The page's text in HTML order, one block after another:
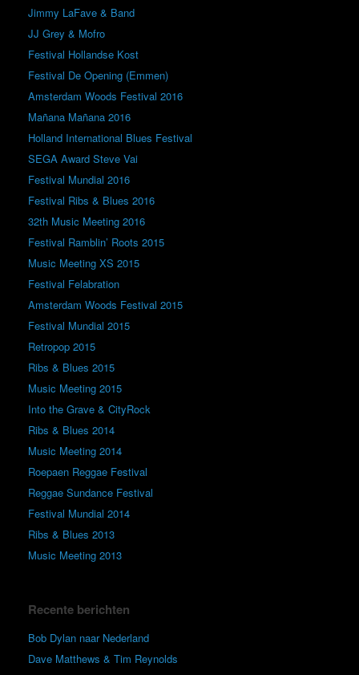
Jimmy LaFave & Band
JJ Grey & Mofro
Festival Hollandse Kost
Festival De Opening (Emmen)
Amsterdam Woods Festival 2016
Mañana Mañana 2016
Holland International Blues Festival
SEGA Award Steve Vai
Festival Mundial 2016
Festival Ribs & Blues 2016
32th Music Meeting 2016
Festival Ramblin’ Roots 2015
Music Meeting XS 2015
Festival Felabration
Amsterdam Woods Festival 2015
Festival Mundial 2015
Retropop 2015
Ribs & Blues 2015
Music Meeting 2015
Into the Grave & CityRock
Ribs & Blues 2014
Music Meeting 2014
Roepaen Reggae Festival
Reggae Sundance Festival
Festival Mundial 2014
Ribs & Blues 2013
Music Meeting 2013
Recente berichten
Bob Dylan naar Nederland
Dave Matthews & Tim Reynolds